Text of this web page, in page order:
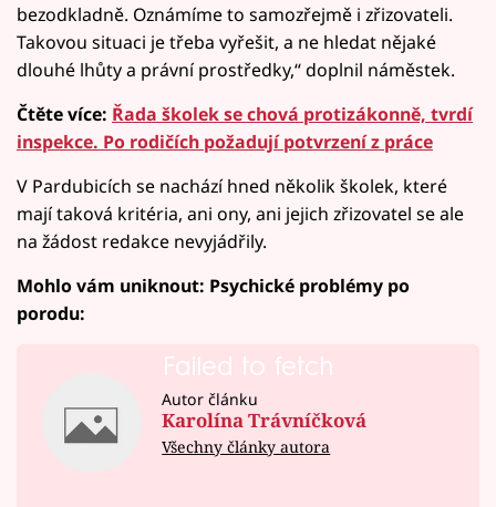
bezodkladně. Oznámíme to samozřejmě i zřizovateli.
Takovou situaci je třeba vyřešit, a ne hledat nějaké
dlouhé lhůty a právní prostředky,“ doplnil náměstek.
Čtěte více: Řada školek se chová protizákonně, tvrdí
inspekce. Po rodičích požadují potvrzení z práce
V Pardubicích se nachází hned několik školek, které
mají taková kritéria, ani ony, ani jejich zřizovatel se ale
na žádost redakce nevyjádřily.
Mohlo vám uniknout: Psychické problémy po
porodu:
Failed to fetch
Autor článku
Karolína Trávníčková
Všechny články autora